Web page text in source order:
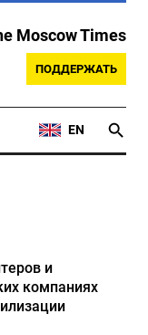
Moscow Times
ПОДДЕРЖАТЬ
EN
и
компаниях